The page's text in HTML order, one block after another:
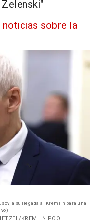
sobre la
a su llegada al Kremlin para una
KREMLIN POOL